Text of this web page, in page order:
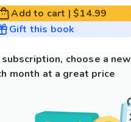
Add to cart |$14.99
Gift this book
choose a new
month at a great price